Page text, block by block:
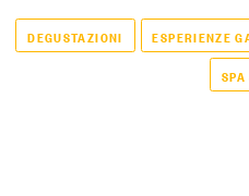
DEGUSTAZIONI ESPERIENZE